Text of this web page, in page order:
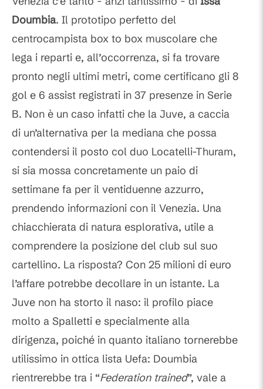
Doumbia. Il prototipo perfetto del
centrocampista box to box muscolare che
lega i reparti e, all’occorrenza, si fa trovare
pronto negli ultimi metri, come certificano gli 8
gol e 6 assist registrati in 37 presenze in Serie
B. Non è un caso infatti che la Juve, a caccia
di un’alternativa per la mediana che possa
contendersi il posto col duo Locatelli-Thuram,
si sia mossa concretamente un paio di
settimane fa per il ventiduenne azzurro,
prendendo informazioni con il Venezia. Una
chiacchierata di natura esplorativa, utile a
comprendere la posizione del club sul suo
cartellino. La risposta? Con 25 milioni di euro
l’affare potrebbe decollare in un istante. La
Juve non ha storto il naso: il profilo piace
molto a Spalletti e specialmente alla
dirigenza, poiché in quanto italiano tornerebbe
utilissimo in ottica lista Uefa: Doumbia
rientrerebbe tra i “Federation trained”, vale a